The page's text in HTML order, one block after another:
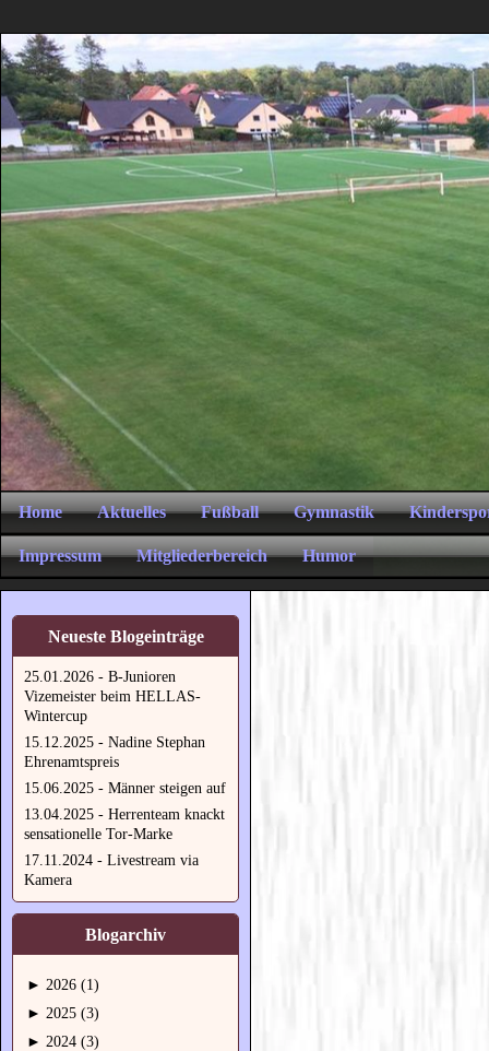
Home Aktuelles Fußball Gymnastik
Impressum Mitgliederbereich Humor
Neueste Blogeinträge
25.01.2026 - B-Junioren
Vizemeister beim HELLAS-
Wintercup
15.12.2025 - Nadine Stephan
Ehrenamtspreis
15.06.2025 - Männer steigen auf
13.04.2025 - Herrenteam knackt
sensationelle Tor-Marke
17.11.2024 - Livestream via
Kamera
Blogarchiv
► 2026 (1)
► 2025 (3)
► 2024 (3)